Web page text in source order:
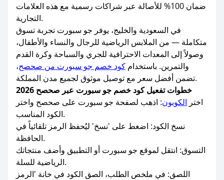
ضمان 100% للأصالة عبر شراكات رسمية مع هذه العلامات
التجارية.
في السعودية والخليج، يوفر جو سبورت تجربة تسوق
متكاملة — من الملابس الرياضية للرجال والنساء والأطفال،
وصولاً إلى المعدات الاحترافية للجري والسباحة وكرة القدم
والتمرين. باستخدام كود خصم جو سبورت من صحصح،
تضمن أفضل سعر مع توصيل موثوق لجميع مدن المملكة.
خطوات تفعيل كود خصم جو سبورت عبر صحصح 2026
اختر الكوبون: اذهب لصفحة جو سبورت على صحصح واختر
الكود المناسب.
نسخ الكود: اضغط على 'نسخ' ليُحفظ الرمز تلقائياً في
الحافظة.
التسوق: انتقل لموقع جو سبورت أو التطبيق وأضف منتجاتك
الرياضية للسلة.
اللصق: في ملخص الطلب، الصق الكود في خانة 'الرمز